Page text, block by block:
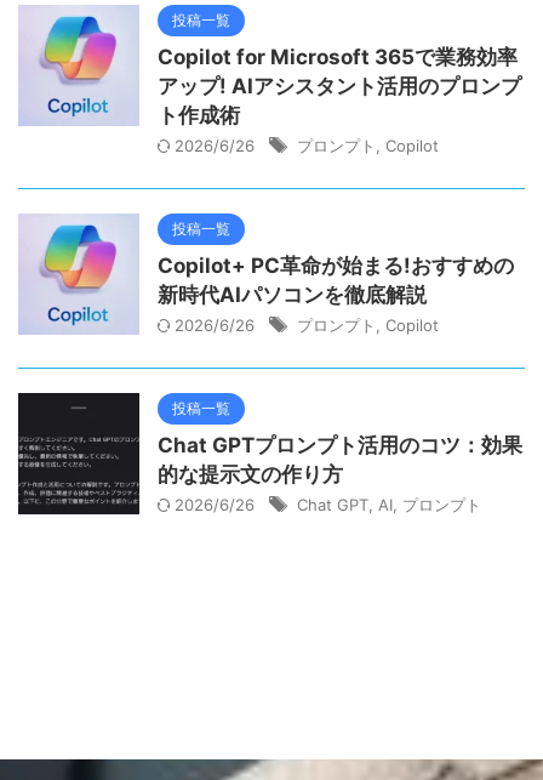
投稿一覧
Copilot for Microsoft 365で業務効率
アップ! AIアシスタント活用のプロンプ
ト作成術
2026/6/26 プロンプト Copilot
投稿一覧
Copilot+ PC革命が始まる!おすすめの
新時代AIパソコンを徹底解説
2026/6/26 プロンプト Copilot
投稿一覧
Chat GPTプロンプト活用のコツ：効果
的な提示文の作り方
2026/6/26 Chat GPT AI プロンプト